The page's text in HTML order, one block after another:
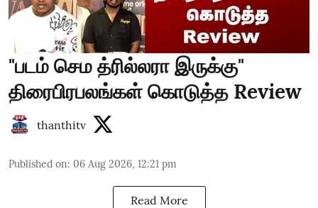
"படம் செம த்ரில்லரா இருக்கு"
திரைபிரபலங்கள் கொடுத்த Review
thanthitv
Published on: 06 Aug 2026, 12:21 pm
Read More